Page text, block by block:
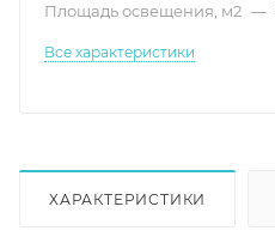
Площадь освещения, м2 —
Все характеристики
ХАРАКТЕРИСТИКИ